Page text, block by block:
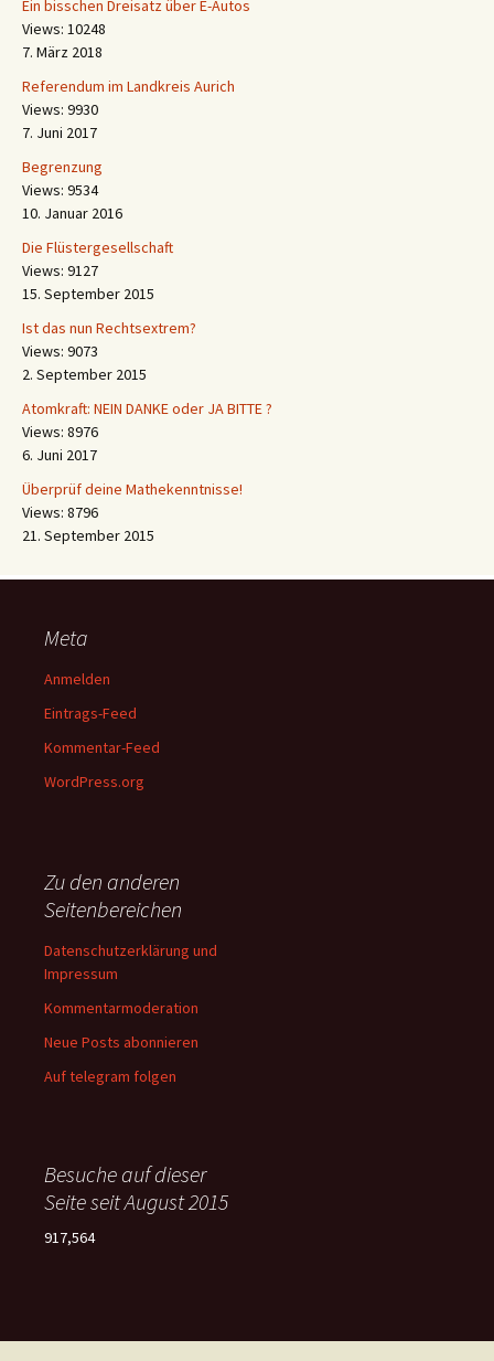
Ein bisschen Dreisatz über E-Autos
Views: 10248
7. März 2018
Referendum im Landkreis Aurich
Views: 9930
7. Juni 2017
Begrenzung
Views: 9534
10. Januar 2016
Die Flüstergesellschaft
Views: 9127
15. September 2015
Ist das nun Rechtsextrem?
Views: 9073
2. September 2015
Atomkraft: NEIN DANKE oder JA BITTE ?
Views: 8976
6. Juni 2017
Überprüf deine Mathekenntnisse!
Views: 8796
21. September 2015
Meta
Anmelden
Eintrags-Feed
Kommentar-Feed
WordPress.org
Zu den anderen
Seitenbereichen
Datenschutzerklärung und
Impressum
Kommentarmoderation
Neue Posts abonnieren
Auf telegram folgen
Besuche auf dieser
Seite seit August 2015
917,564